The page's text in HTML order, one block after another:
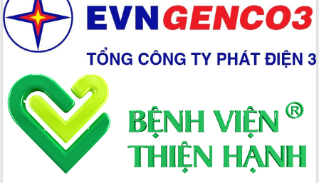
Ứng dụng sinh trắc học - Bước tiến
trong hành trình chuyển đổi số tại Đắk
Lắk
Đắk Lắk nâng cao hiệu quả công tác
Đảng từ Sổ tay đảng viên điện tử
Đắk Lắk đẩy mạnh nuôi biển công
nghệ, hướng tới phát triển thủy sản
bền vững
Tập huấn nâng cao năng lực triển khai
chuyển đổi số cho cán bộ, công chức